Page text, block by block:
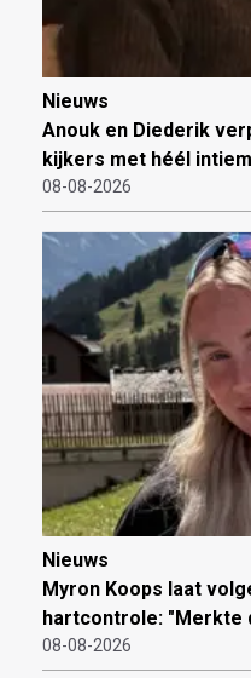
Nieuws
Anouk en Diederik
kijkers met héél
08-08-2026
Nieuws
Myron Koops laat
hartcontrole: "Merkte
08-08-2026